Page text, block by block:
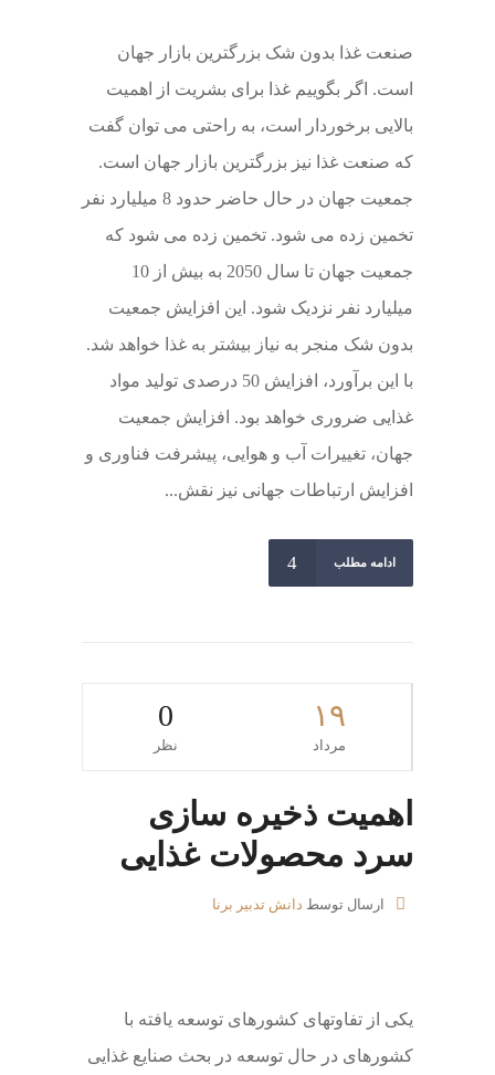
صنعت غذا بدون شک بزرگترین بازار جهان
است. اگر بگوییم غذا برای بشریت از اهمیت
بالایی برخوردار است، به راحتی می توان گفت
که صنعت غذا نیز بزرگترین بازار جهان است.
جمعیت جهان در حال حاضر حدود 8 میلیارد نفر
تخمین زده می شود. تخمین زده می شود که
جمعیت جهان تا سال 2050 به بیش از 10
میلیارد نفر نزدیک شود. این افزایش جمعیت
بدون شک منجر به نیاز بیشتر به غذا خواهد شد.
با این برآورد، افزایش 50 درصدی تولید مواد
غذایی ضروری خواهد بود. افزایش جمعیت
جهان، تغییرات آب و هوایی، پیشرفت فناوری و
افزایش ارتباطات جهانی نیز نقش...
ادامه مطلب
۱۹
مرداد
0
نظر
اهمیت ذخیره سازی
سرد محصولات غذایی
ارسال توسط دانش تدبیر برنا
یکی از تفاوتهای کشورهای توسعه یافته با
کشورهای در حال توسعه در بحث صنایع غذایی